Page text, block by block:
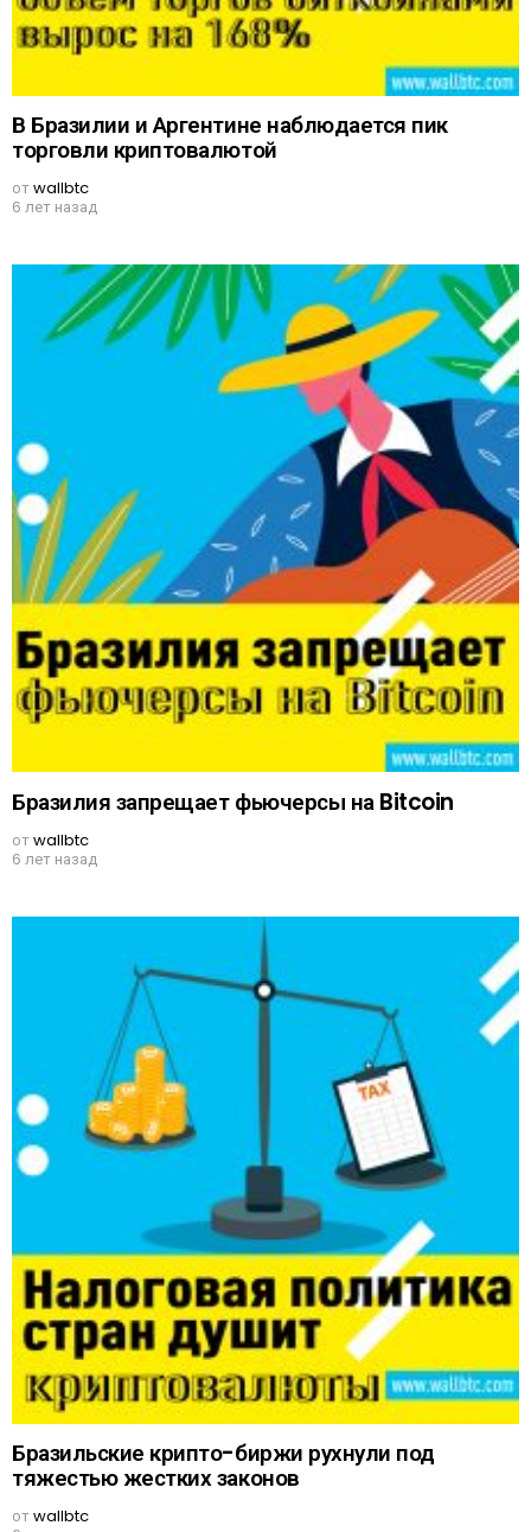
В Бразилии и Аргентине наблюдается пик
торговли криптовалютой
отwallbtc
6 лет назад
Бразилия запрещает фьючерсы на Bitcoin
отwallbtc
6 лет назад
Бразильские крипто-биржи рухнули под
тяжестью жестких законов
отwallbtc